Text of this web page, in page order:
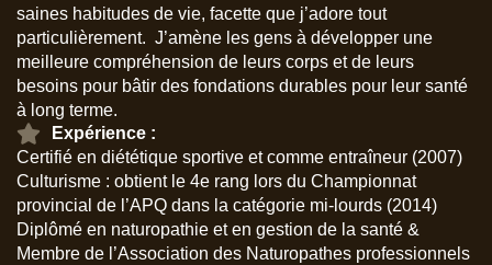
saines habitudes de vie, facette que j’adore tout
particulièrement. J’amène les gens à développer une
meilleure compréhension de leurs corps et de leurs
besoins pour bâtir des fondations durables pour leur santé
à long terme.
Expérience :
Certifié en diététique sportive et comme entraîneur (2007)
Culturisme : obtient le 4e rang lors du Championnat
provincial de l’APQ dans la catégorie mi-lourds (2014)
Diplômé en naturopathie et en gestion de la santé &
Membre de l’Association des Naturopathes professionnels